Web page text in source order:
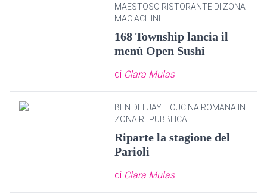
MAESTOSO RISTORANTE DI ZONA
MACIACHINI
168 Township lancia il
menù Open Sushi
di Clara Mulas
BEN DEEJAY E CUCINA ROMANA IN
ZONA REPUBBLICA
Riparte la stagione del
Parioli
di Clara Mulas